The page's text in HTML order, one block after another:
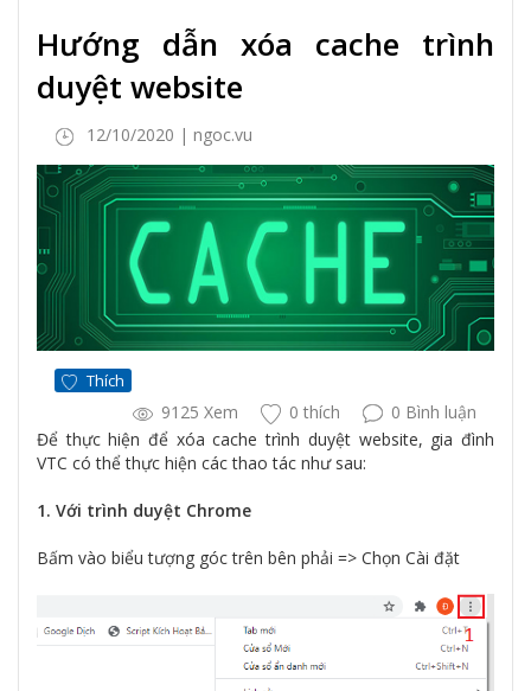
Hướng dẫn xóa cache trình
duyệt website
12/10/2020 | ngoc.vu
Thích
9125 Xem 0 thích
0 Bình luận
Để thực hiện để xóa cache trình duyệt website, gia đình
VTC có thể thực hiện các thao tác như sau:
1. Với trình duyệt Chrome
Bấm vào biểu tượng góc trên bên phải => Chọn Cài đặt